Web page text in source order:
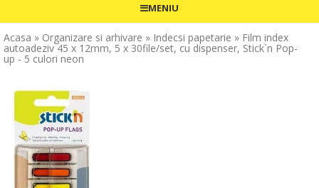
MENIU
Acasa » Organizare si arhivare » Indecsi papetarie » Film index
autoadeziv 45 x 12mm, 5 x 30file/set, cu dispenser, Stick`n Pop-
up - 5 culori neon